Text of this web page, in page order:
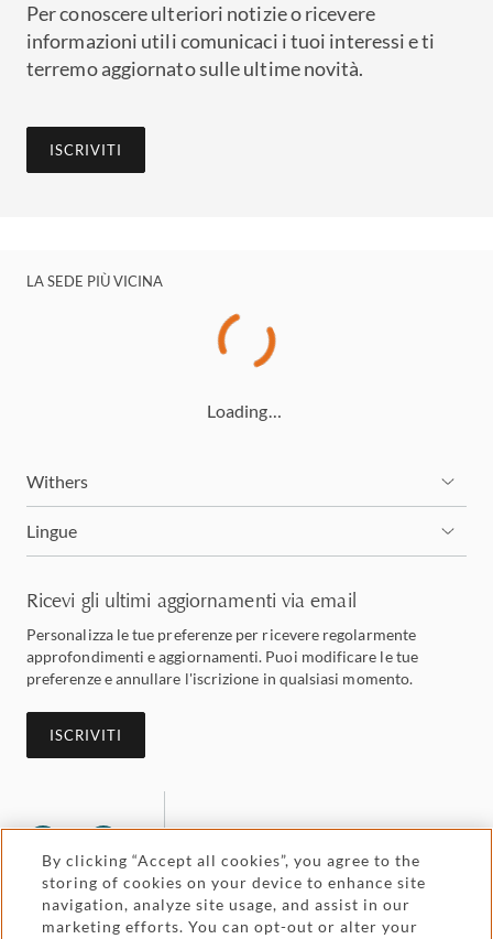
Per conoscere ulteriori notizie o ricevere
informazioni utili comunicaci i tuoi interessi e ti
terremo aggiornato sulle ultime novità.
ISCRIVITI
LA SEDE PIÙ VICINA
Loading…
Withers
Lingue
Ricevi gli ultimi aggiornamenti via email
Personalizza le tue preferenze per ricevere regolarmente
approfondimenti e aggiornamenti. Puoi modificare le tue
preferenze e annullare l'iscrizione in qualsiasi momento.
ISCRIVITI
By clicking “Accept all cookies”, you agree to the
storing of cookies on your device to enhance site
navigation, analyze site usage, and assist in our
marketing efforts. You can opt-out or alter your